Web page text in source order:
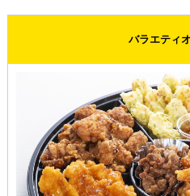
バラエティ